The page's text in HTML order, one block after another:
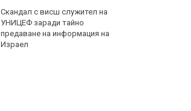
Скандал с висш служител на
УНИЦЕФ заради тайно
предаване на информация на
Израел